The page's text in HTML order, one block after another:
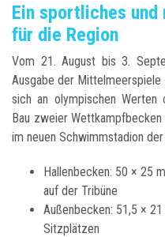
Ein sportliches
für die Region
Vom 21. August bis 3.
Ausgabe der Mittelmeerspiele
sich an olympischen Werten
Bau zweier
im neuen Schwimmstadion
Hallenbecken: 50 × 25
auf der Tribüne
Außenbecken: 51,5 ×
Sitzplätzen